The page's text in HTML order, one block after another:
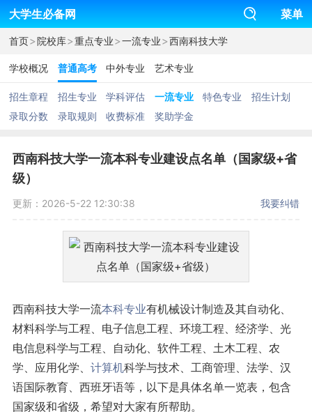
大学生必备网 菜单
首页>院校库>重点专业>一流专业>西南科技大学
学校概况 普通高考 中外专业 艺术专业
招生章程 招生专业 学科评估 一流专业 特色专业
招生计划
录取分数
录取规则 收费标准 奖助学金
西南科技大学一流本科专业建设点名单（国家级+省
级）
更新：2026-5-22 12:30:38 我要纠错
西南科技大学一流本科专业有机械设计制造及其自动化、
材料科学与工程、电子信息工程、环境工程、经济学、光
电信息科学与工程、自动化、软件工程、土木工程、农
学、应用化学、 计算机科学与技术、工商管理、法学、汉
语国际教育、西班牙语等，以下是具体名单一览表，包含
国家级和省级，希望对大家有所帮助。